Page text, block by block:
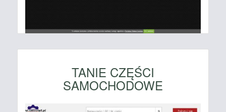
TANIE CZĘŚCI
SAMOCHODOWE